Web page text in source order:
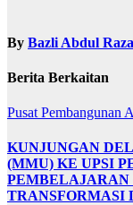
By Bazli Abdul
Berita Berkaitan
Pusat Pembangunan
KUNJUNGAN
(MMU) KE UPSI
PEMBELAJARAN
TRANSFORMASI